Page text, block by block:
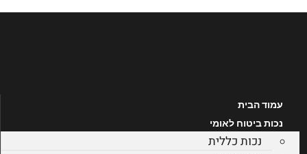
עמוד הבית
נכות ביטוח לאומי
נכות כללית